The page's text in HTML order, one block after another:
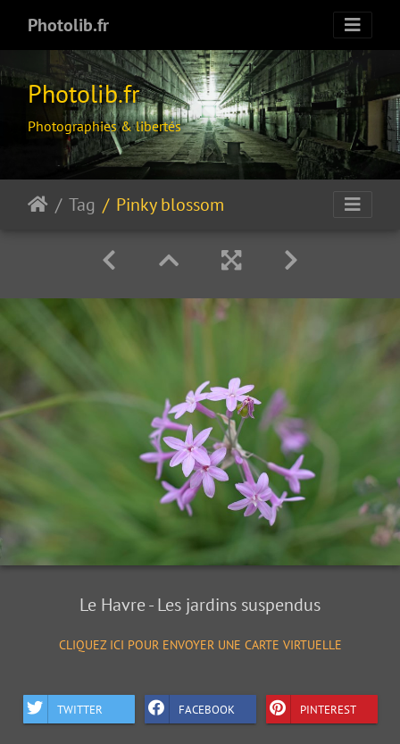
Photolib.fr
Photolib.fr
Photographies & libertés
Tag Pinky blossom
Le Havre - Les jardins suspendus
CLIQUEZ ICI POUR ENVOYER UNE CARTE VIRTUELLE
TWITTER FACEBOOK PINTEREST